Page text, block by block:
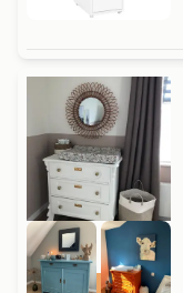
Uniek en duurzaam!